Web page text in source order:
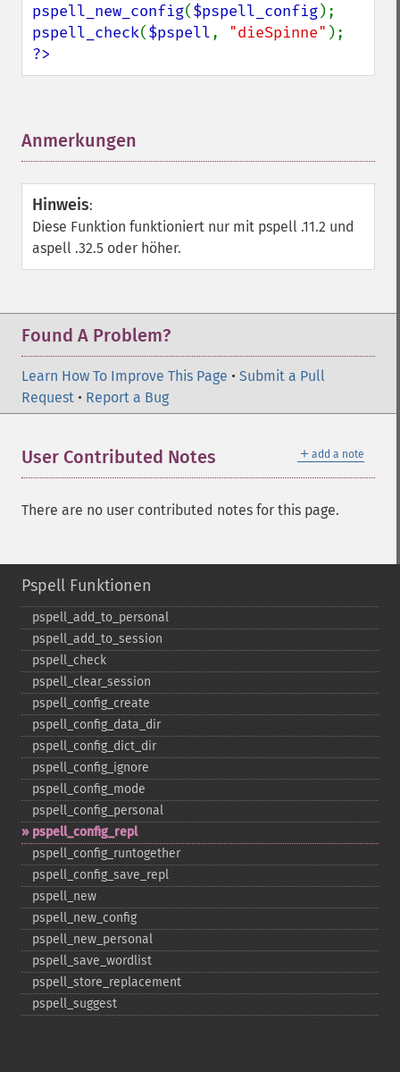
pspell_new_config($pspell_config
pspell_check($pspell, "dieSpinne"
?>
Anmerkungen
Hinweis:
Diese Funktion funktioniert nur mit pspell .11.2 und
aspell .32.5 oder höher.
Found A Problem?
Learn How To Improve This Page • Submit a Pull
Request • Report a Bug
＋ add a note
User Contributed Notes
There are no user contributed notes for this page.
Pspell Funktionen
pspell_​add_​to_​personal
pspell_​add_​to_​session
pspell_​check
pspell_​clear_​session
pspell_​config_​create
pspell_​config_​data_​dir
pspell_​config_​dict_​dir
pspell_​config_​ignore
pspell_​config_​mode
pspell_​config_​personal
pspell_​config_​repl
pspell_​config_​runtogether
pspell_​config_​save_​repl
pspell_​new
pspell_​new_​config
pspell_​new_​personal
pspell_​save_​wordlist
pspell_​store_​replacement
pspell_​suggest